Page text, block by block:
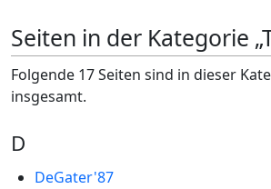
Seiten in der Kategorie
Folgende 17 Seiten sind in dieser
insgesamt.
D
DeGater'87